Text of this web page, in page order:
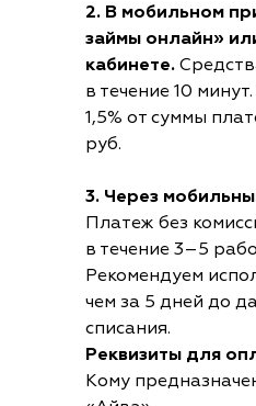
2. В мобильном
займы онлайн»
кабинете.
в течение 10
1,5% от суммы
руб.
3. Через
Платеж без
в течение 3–5
Рекомендуем
чем за 5 дней до
списания.
Реквизиты для
Кому